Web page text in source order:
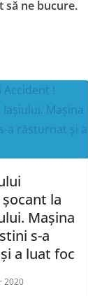
să ne bucure.
la
Mașina
s-a
a luat foc
2020